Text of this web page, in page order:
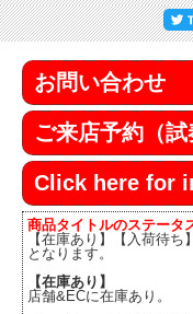
お問い合わせ
ご来店予約（試
Click here for
商品タイトルのステータ
【在庫あり】【入荷待ち
となります。
【在庫あり】
店舗&ECに在庫あり。